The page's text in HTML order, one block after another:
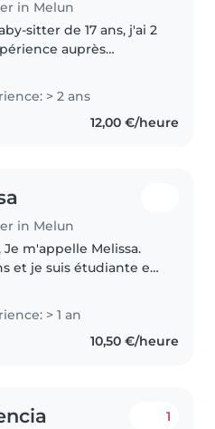
in Melun
sitter de 17 ans, j'ai 2
auprès
aux adolescents.
je ne sois pas diplômée
secours, je suis..
> 2 ans
12,00 €/heure
in Melun
et je suis étudiante en
Villette (Paris 19ème). Je
d'une famille
> 1 an
10,50 €/heure
1